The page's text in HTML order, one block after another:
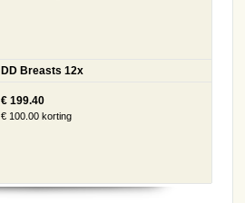
DD Breasts 12x
€ 199.40
€ 100.00 korting